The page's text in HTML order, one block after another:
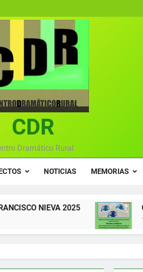
en el VI Certamen Francisco Nieva de
Gala 2024 en el
en el VI Certamen Francisco Nieva de
Gala anual
CDR
Dramático Rural
NOTICIAS MEMORIAS
COMPRA YA EL